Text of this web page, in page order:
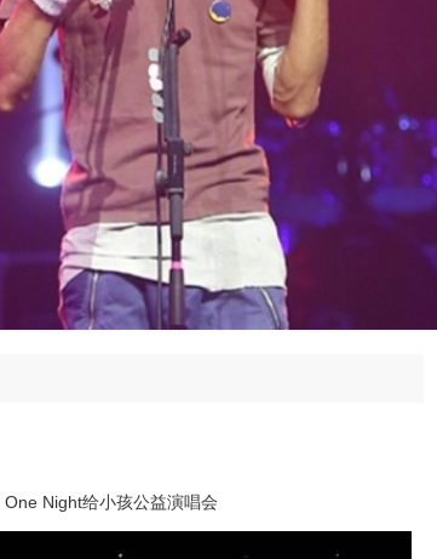
Night给小孩公益演唱会